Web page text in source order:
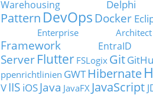
Warehousing
Delphi
Pattern DevOps Docker
Enterprise Architect
Framework
EntraID
Server Flutter FSLogix Git
ppenrichtlinien GWT Hibernate
VIIS iOSJava JavaFX JavaScript